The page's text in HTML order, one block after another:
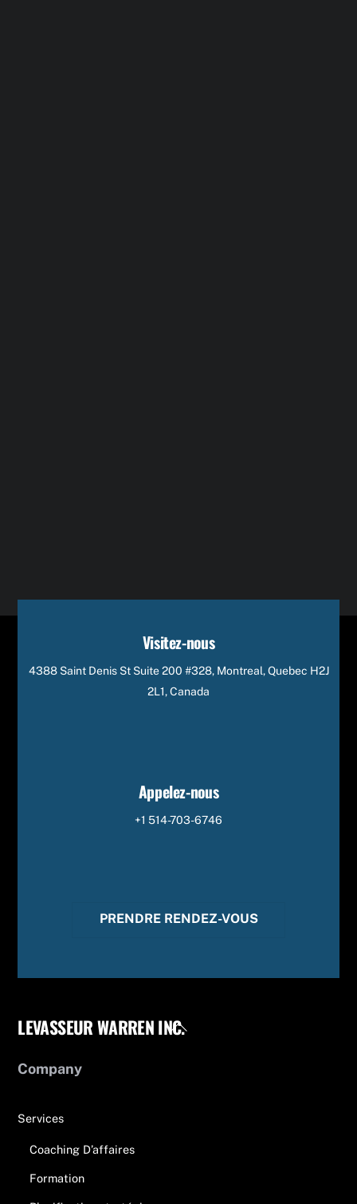
Visitez-nous
4388 Saint Denis St Suite 200 #328, Montreal, Quebec H2J
2L1, Canada
Appelez-nous
+1 514-703-6746
PRENDRE RENDEZ-VOUS
Back
LEVASSEUR WARREN INC.
Company
Services
Coaching D’affaires
Formation